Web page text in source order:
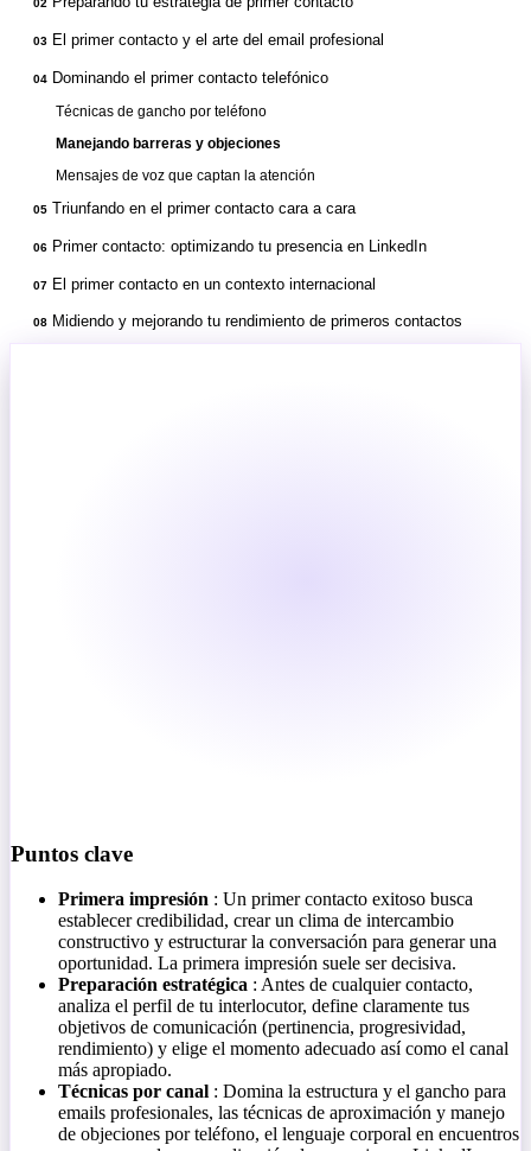
02
03 El primer contacto y el arte del email profesional
04 Dominando el primer contacto telefónico
Técnicas de gancho por teléfono
Manejando barreras y objeciones
Mensajes de voz que captan la atención
05 Triunfando en el primer contacto cara a cara
06 Primer contacto: optimizando tu presencia en LinkedIn
07 El primer contacto en un contexto internacional
08 Midiendo y mejorando tu rendimiento de primeros contactos
Puntos clave
Primera impresión : Un primer contacto exitoso busca
establecer credibilidad, crear un clima de intercambio
constructivo y estructurar la conversación para generar una
oportunidad. La primera impresión suele ser decisiva.
Preparación estratégica : Antes de cualquier contacto,
analiza el perfil de tu interlocutor, define claramente tus
objetivos de comunicación (pertinencia, progresividad,
rendimiento) y elige el momento adecuado así como el canal
más apropiado.
Técnicas por canal : Domina la estructura y el gancho para
emails profesionales, las técnicas de aproximación y manejo
de objeciones por teléfono, el lenguaje corporal en encuentros